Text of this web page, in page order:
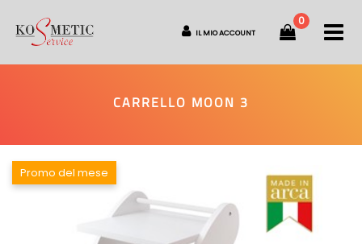
IL MIO ACCOUNT
0
CARRELLO MOON 3
Promo del mese